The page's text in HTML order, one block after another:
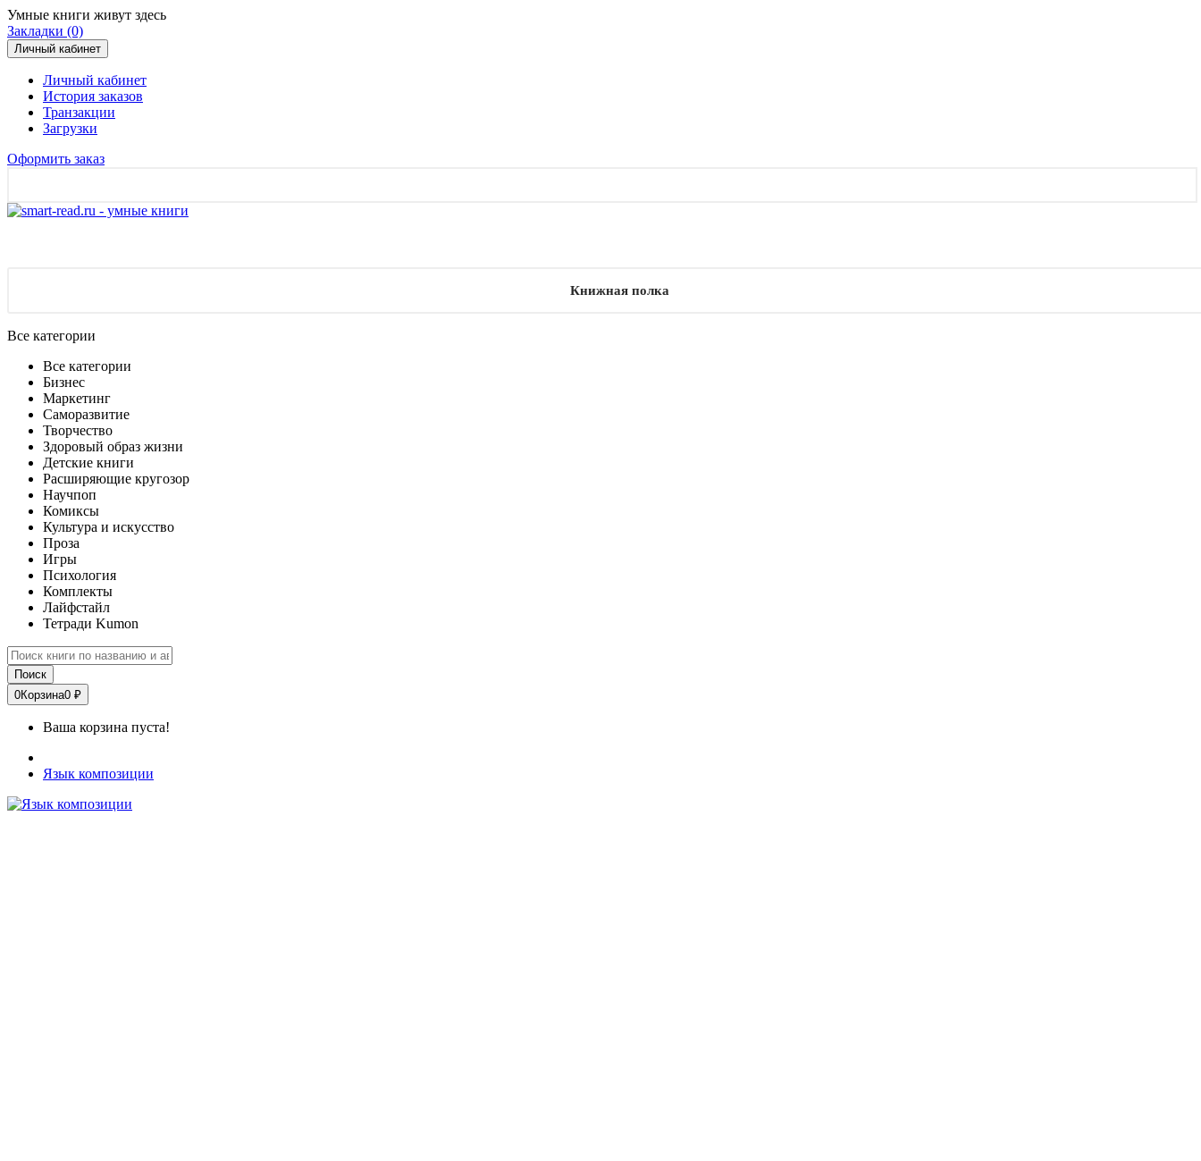
Умные книги живут здесь
Закладки (0)
Личный кабинет
Личный кабинет
История заказов
Транзакции
Загрузки
Оформить заказ
Книжная полка
Все категории
Все категории
Бизнес
Маркетинг
Саморазвитие
Творчество
Здоровый образ жизни
Детские книги
Расширяющие кругозор
Научпоп
Комиксы
Культура и искусство
Проза
Игры
Психология
Комплекты
Лайфстайл
Тетради Kumon
Поиск
0Корзина0 ₽
Ваша корзина пуста!
Язык композиции